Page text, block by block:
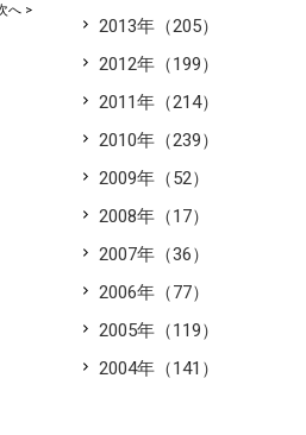
へ >
2013年（205）
2012年（199）
2011年（214）
2010年（239）
2009年（52）
2008年（17）
2007年（36）
2006年（77）
2005年（119）
2004年（141）